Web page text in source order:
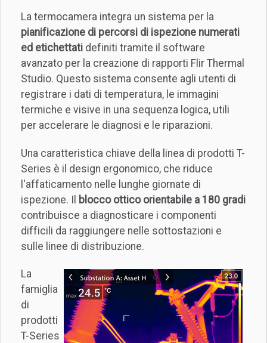
La termocamera integra un sistema per la
pianificazione di percorsi di ispezione numerati
ed etichettati definiti tramite il software
avanzato per la creazione di rapporti Flir Thermal
Studio. Questo sistema consente agli utenti di
registrare i dati di temperatura, le immagini
termiche e visive in una sequenza logica, utili
per accelerare le diagnosi e le riparazioni.
Una caratteristica chiave della linea di prodotti T-
Series è il design ergonomico, che riduce
l'affaticamento nelle lunghe giornate di
ispezione. Il blocco ottico orientabile a 180 gradi
contribuisce a diagnosticare i componenti
difficili da raggiungere nelle sottostazioni e
sulle linee di distribuzione.
La
famiglia
di
prodotti
T-Series